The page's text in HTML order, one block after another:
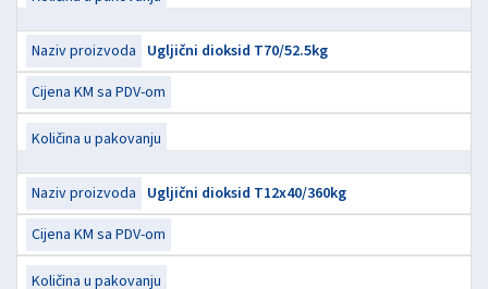
Ugljični dioksid T70/52.5kg
Ugljični dioksid T12x40/360kg